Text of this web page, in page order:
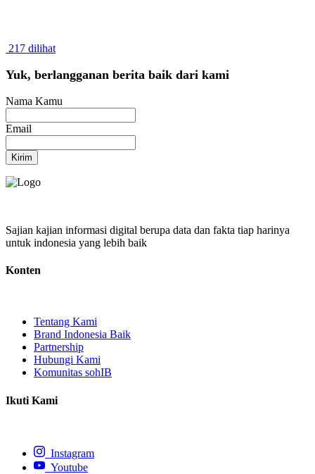
217 dilihat
Yuk, berlangganan berita baik dari kami
Nama Kamu
Email
Kirim
Sajian kajian informasi digital berupa data dan fakta tiap harinya
untuk indonesia yang lebih baik
Konten
Tentang Kami
Brand Indonesia Baik
Partnership
Hubungi Kami
Komunitas sohIB
Ikuti Kami
Instagram
Youtube